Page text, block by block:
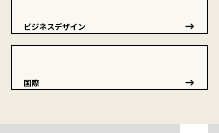
ビジネスデザイン
国際